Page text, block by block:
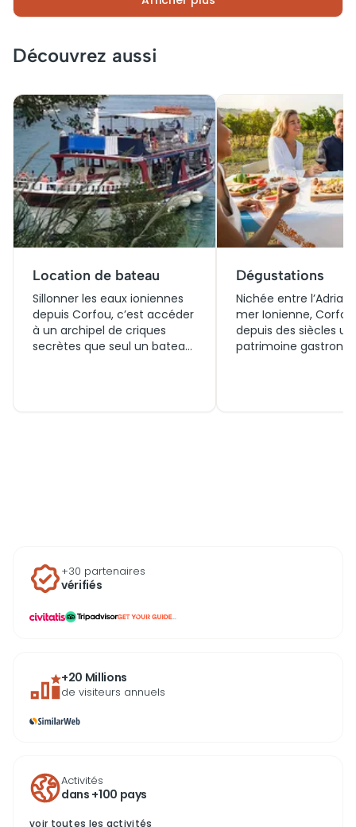
autonomes, différentes formules s’adaptent à
grec à son rythme.
Découvrez aussi
Location de bateau
Sillonner les eaux ioniennes
depuis Corfou, c’est accéder
à un archipel de criques
secrètes que seul un bateau
varient selon la saison et la
durée choisie.
Dégustations
Nichée entre
mer Ionienne,
depuis des siècles un
patrimoine
+30 partenaires
vérifiés
...
+20 Millions
de visiteurs annuels
Activités
dans +100 pays
voir toutes les activités